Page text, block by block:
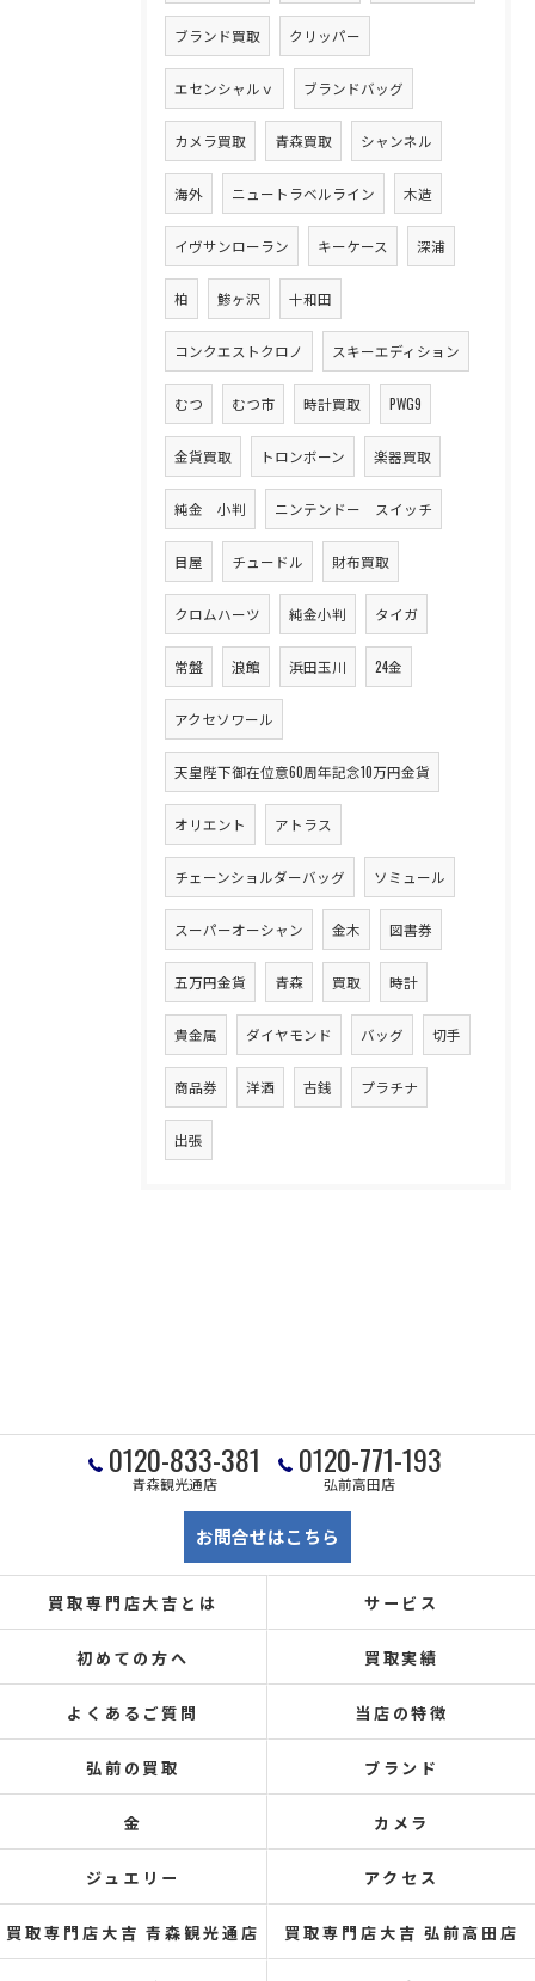
ブランド買取 クリッパー
エセンシャルｖ ブランドバッグ
カメラ買取 青森買取 シャンネル
海外 ニュートラベルライン 木造
イヴサンローラン キーケース 深浦
柏 鯵ヶ沢 十和田
コンクエストクロノ スキーエディション
むつ むつ市 時計買取 PWG9
金貨買取 トロンボーン 楽器買取
純金 小判 ニンテンドー スイッチ
目屋 チュードル 財布買取
クロムハーツ 純金小判 タイガ
常盤 浪館 浜田玉川 24金
アクセソワール
天皇陛下御在位意60周年記念10万円金貨
オリエント アトラス
チェーンショルダーバッグ ソミュール
スーパーオーシャン 金木 図書券
五万円金貨 青森 買取 時計
貴金属 ダイヤモンド バッグ 切手
商品券 洋酒 古銭 プラチナ
出張
0120-833-381
青森観光通店
0120-771-193
弘前高田店
お問合せはこちら
買取専門店大吉とは サービス
初めての方へ 買取実績
よくあるご質問 当店の特徴
弘前の買取 ブランド
金 カメラ
ジュエリー アクセス
買取専門店大吉 青森観光通店 買取専門店大吉 弘前高田店